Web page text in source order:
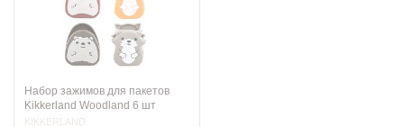
Набор зажимов для пакетов
Kikkerland Woodland 6 шт
KIKKERLAND